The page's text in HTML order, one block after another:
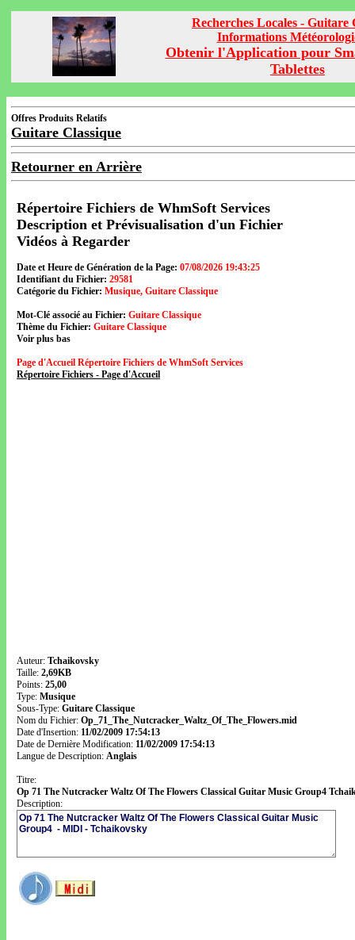
Recherches Locales - Guitare
Informations
Obtenir l'Application pour
Tablettes
Offres Produits Relatifs
Guitare Classique
Retourner en Arrière
Répertoire Fichiers de WhmSoft Services
Description et Prévisualisation d'un Fichier
Vidéos à Regarder
Date et Heure de Génération de la Page: 07/08/2026 19:43:25
Identifiant du Fichier: 29581
Catégorie du Fichier: Musique, Guitare Classique
Mot-Clé associé au Fichier: Guitare Classique
Thème du Fichier: Guitare Classique
Voir plus bas
Page d'Accueil Répertoire Fichiers de WhmSoft Services
Répertoire Fichiers - Page d'Accueil
Auteur: Tchaikovsky
Taille: 2,69KB
Points: 25,00
Type: Musique
Sous-Type: Guitare Classique
Nom du Fichier: Op_71_The_Nutcracker_Waltz_Of_The_Flowers.mid
Date d'Insertion: 11/02/2009 17:54:13
Date de Dernière Modification: 11/02/2009 17:54:13
Langue de Description: Anglais
Titre:
Op 71 The Nutcracker Waltz Of The Flowers Classical Guitar Music Group4
Description: